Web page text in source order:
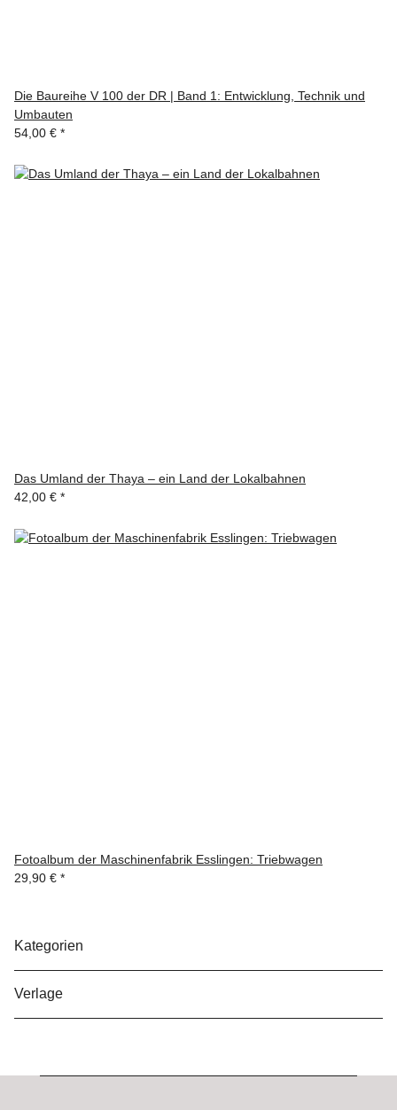
Die Baureihe V 100 der DR | Band 1: Entwicklung, Technik und
Umbauten
54,00 € *
Das Umland der Thaya – ein Land der Lokalbahnen
42,00 € *
Fotoalbum der Maschinenfabrik Esslingen: Triebwagen
29,90 € *
Kategorien
Verlage